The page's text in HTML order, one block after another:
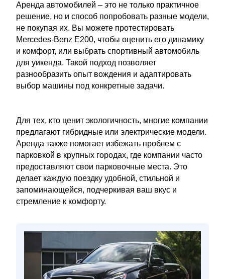
Аренда автомобилей – это не только практичное
решение, но и способ попробовать разные модели,
не покупая их. Вы можете протестировать
Mercedes-Benz E200, чтобы оценить его динамику
и комфорт, или выбрать спортивный автомобиль
для уикенда. Такой подход позволяет
разнообразить опыт вождения и адаптировать
выбор машины под конкретные задачи.
Для тех, кто ценит экологичность, многие компании
предлагают гибридные или электрические модели.
Аренда также помогает избежать проблем с
парковкой в крупных городах, где компании часто
предоставляют свои парковочные места. Это
делает каждую поездку удобной, стильной и
запоминающейся, подчеркивая ваш вкус и
стремление к комфорту.